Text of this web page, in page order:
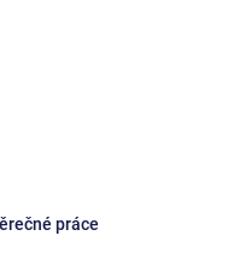
práce